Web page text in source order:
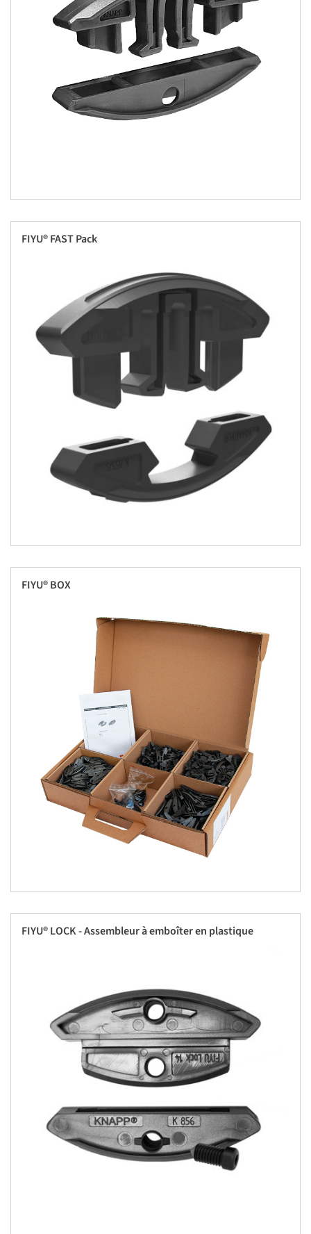
FIYU® FAST Pack
FIYU® BOX
FIYU® LOCK - Assembleur à emboîter en plastique